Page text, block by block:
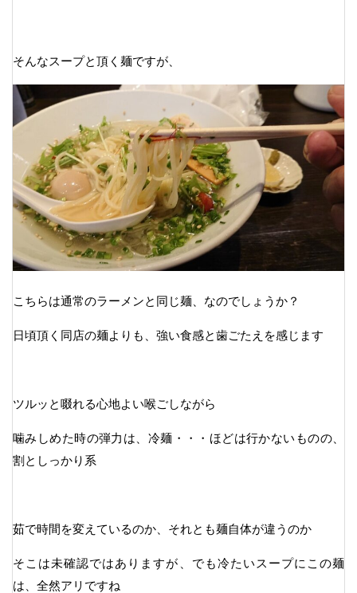
そんなスープと頂く麺ですが、
こちらは通常のラーメンと同じ麺、なのでしょうか？
日頃頂く同店の麺よりも、強い食感と歯ごたえを感じます
ツルッと啜れる心地よい喉ごしながら
噛みしめた時の弾力は、冷麺・・・ほどは行かないものの、
割としっかり系
茹で時間を変えているのか、それとも麺自体が違うのか
そこは未確認ではありますが、でも冷たいスープにこの麺
は、全然アリですね